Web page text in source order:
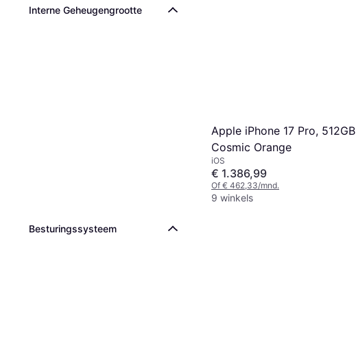
Interne Geheugengrootte
Besturingssysteem
Apple iPhone 17 Pro, 512GB
Cosmic Orange
iOS
€ 1.386,99
Of € 462,33/mnd.
9 winkels